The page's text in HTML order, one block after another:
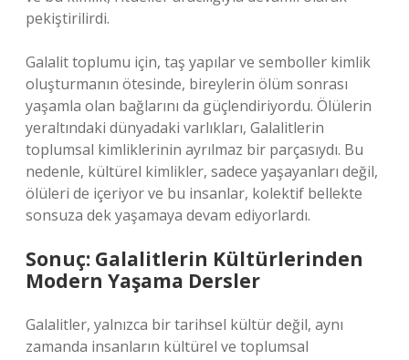
pekiştirilirdi.
Galalit toplumu için, taş yapılar ve semboller kimlik
oluşturmanın ötesinde, bireylerin ölüm sonrası
yaşamla olan bağlarını da güçlendiriyordu. Ölülerin
yeraltındaki dünyadaki varlıkları, Galalitlerin
toplumsal kimliklerinin ayrılmaz bir parçasıydı. Bu
nedenle, kültürel kimlikler, sadece yaşayanları değil,
ölüleri de içeriyor ve bu insanlar, kolektif bellekte
sonsuza dek yaşamaya devam ediyorlardı.
Sonuç: Galalitlerin Kültürlerinden
Modern Yaşama Dersler
Galalitler, yalnızca bir tarihsel kültür değil, aynı
zamanda insanların kültürel ve toplumsal